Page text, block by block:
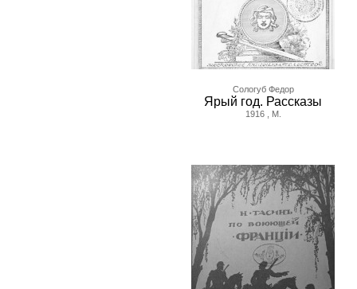
Сологуб Федор
Ярый год. Рассказы
1916 , М.